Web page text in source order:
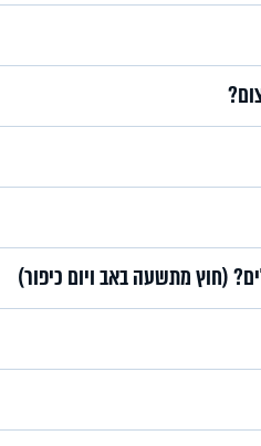
(חוץ מתשעה באב ויום כיפור)